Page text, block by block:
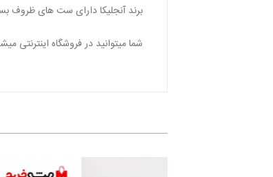
برند آنجلیکا دارای ست های ظروف
شما میتوانید در فروشگاه